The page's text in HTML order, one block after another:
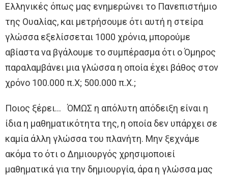
Ελληνικές όπως μας ενημερώνει το Πανεπιστήμιο
της Ουαλίας, και μετρήσουμε ότι αυτή η στείρα
γλώσσα εξελίσσεται 1000 χρόνια, μπορούμε
αβίαστα να βγάλουμε το συμπέρασμα ότι ο Όμηρος
παραλαμβάνει μια γλώσσα η οποία έχει βάθος στον
χρόνο 100.000 π.Χ; 500.000 π.Χ.;
Ποιος ξέρει… ΌΜΩΣ η απόλυτη απόδειξη είναι η
ίδια η μαθηματικότητα της, η οποία δεν υπάρχει σε
καμία άλλη γλώσσα του πλανήτη. Μην ξεχνάμε
ακόμα το ότι ο Δημιουργός χρησιμοποιεί
μαθηματικά για την δημιουργία, άρα η γλώσσα μας